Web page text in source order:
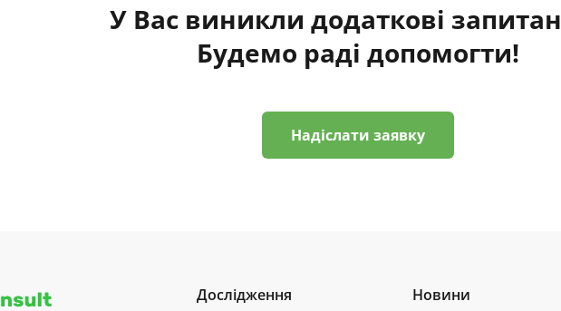
У Вас виникли додаткові
Будемо раді допомогти!
Надіслати заявку
Дослідження Новини